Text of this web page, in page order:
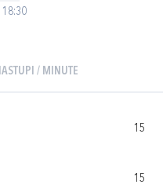
18:30
/ MINUTE
15
15